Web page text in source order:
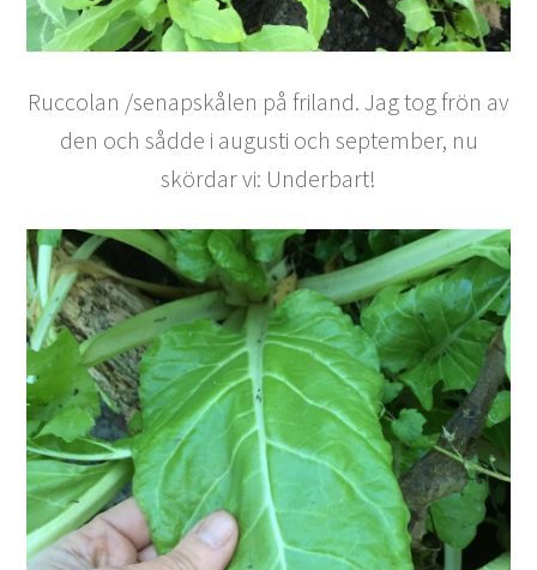
Ruccolan /senapskålen på friland. Jag tog frön av
den och sådde i augusti och september, nu
skördar vi: Underbart!